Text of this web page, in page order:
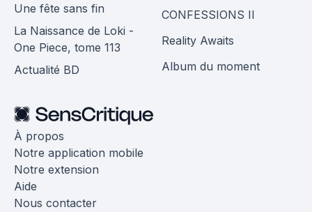
Une fête sans fin
La Naissance de Loki -
One Piece, tome 113
Actualité BD
CONFESSIONS II
Reality Awaits
Album du moment
À propos
Notre application mobile
Notre extension
Aide
Nous contacter